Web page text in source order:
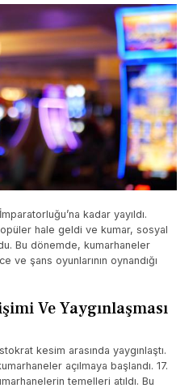
kadar yayıldı.
hale geldi ve kumar, sosyal
Bu dönemde, kumarhaneler
ve şans oyunlarının oynandığı
Ve Yaygınlaşması
kesim arasında yaygınlaştı.
açılmaya başlandı. 17.
temelleri atıldı. Bu